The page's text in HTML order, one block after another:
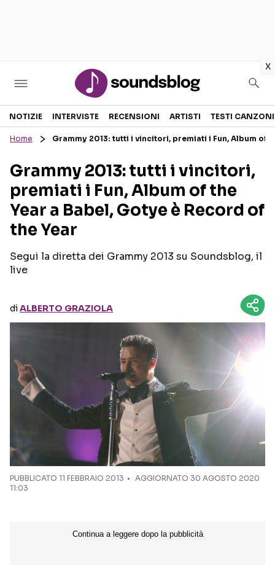
x
Sezioni
RECENSIONI MUSICALI
INTERVISTE
GOSSIP E CURIOSITÀ
TESTI CANZONI
TOUR ED EVENTI
TALENT SHOW
Seguici sui social
NOTIZIE INTERVISTE RECENSIONI ARTISTI TESTI CANZONI
Home Grammy 2013: tutti i vincitori, premiati i Fun, Album of
Grammy 2013: tutti i vincitori,
premiati i Fun, Album of the
Year a Babel, Gotye è Record of
the Year
Segui la diretta dei Grammy 2013 su Soundsblog, il
live
diALBERTO GRAZIOLA
PUBBLICATO 11 FEBBRAIO 2013
AGGIORNATO 30 AGOSTO 2020
11:03